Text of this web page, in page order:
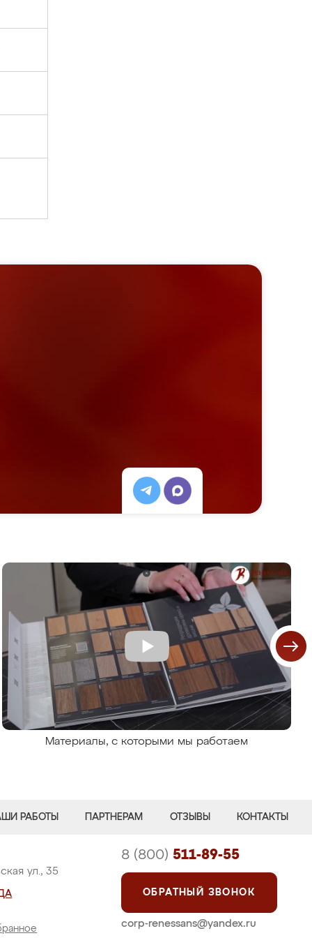
Материалы, с которыми мы работаем
РАБОТЫ ПАРТНЕРАМ ОТЗЫВЫ КОНТАКТЫ
ул., 35
8 (800) 511-89-55
ОБРАТНЫЙ ЗВОНОК
corp-renessans@yandex.ru